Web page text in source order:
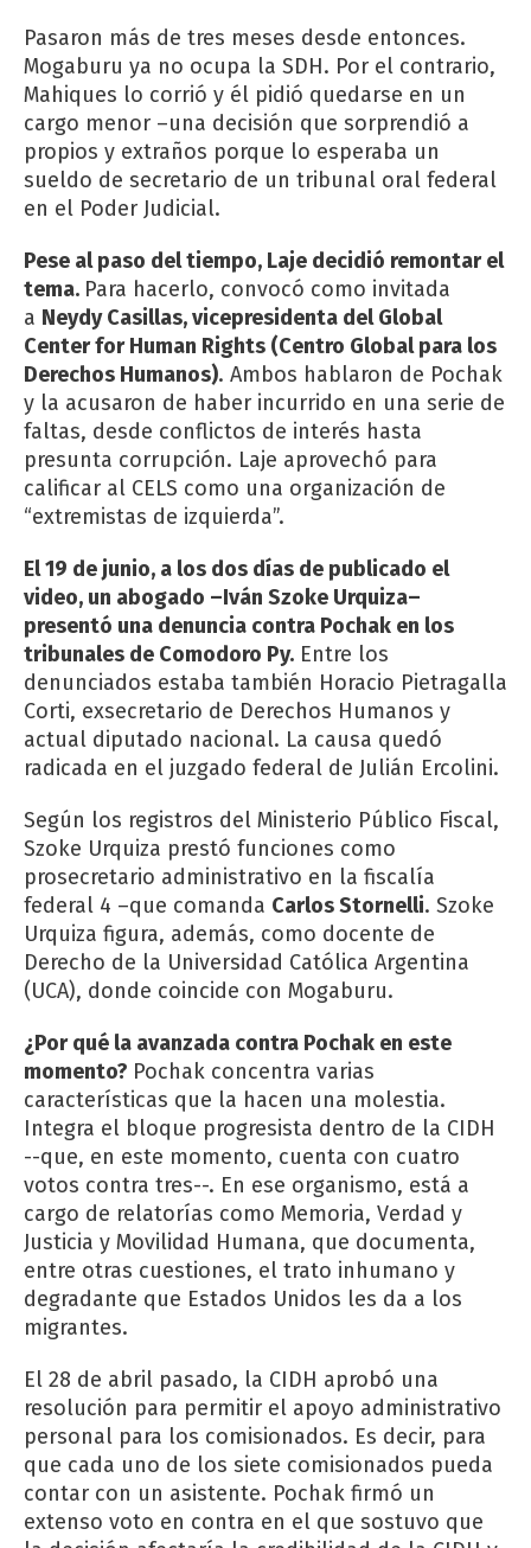
Pasaron más de tres meses desde entonces.
Mogaburu ya no ocupa la SDH. Por el contrario,
Mahiques lo corrió y él pidió quedarse en un
cargo menor –una decisión que sorprendió a
propios y extraños porque lo esperaba un
sueldo de secretario de un tribunal oral federal
en el Poder Judicial.
Pese al paso del tiempo, Laje decidió remontar el
tema. Para hacerlo, convocó como invitada
a Neydy Casillas, vicepresidenta del Global
Center for Human Rights (Centro Global para los
Derechos Humanos). Ambos hablaron de Pochak
y la acusaron de haber incurrido en una serie de
faltas, desde conflictos de interés hasta
presunta corrupción. Laje aprovechó para
calificar al CELS como una organización de
“extremistas de izquierda”.
El 19 de junio, a los dos días de publicado el
video, un abogado –Iván Szoke Urquiza–
presentó una denuncia contra Pochak en los
tribunales de Comodoro Py. Entre los
denunciados estaba también Horacio Pietragalla
Corti, exsecretario de Derechos Humanos y
actual diputado nacional. La causa quedó
radicada en el juzgado federal de Julián Ercolini.
Según los registros del Ministerio Público Fiscal,
Szoke Urquiza prestó funciones como
prosecretario administrativo en la fiscalía
federal 4 –que comanda Carlos Stornelli. Szoke
Urquiza figura, además, como docente de
Derecho de la Universidad Católica Argentina
(UCA), donde coincide con Mogaburu.
¿Por qué la avanzada contra Pochak en este
momento? Pochak concentra varias
características que la hacen una molestia.
Integra el bloque progresista dentro de la CIDH
--que, en este momento, cuenta con cuatro
votos contra tres--. En ese organismo, está a
cargo de relatorías como Memoria, Verdad y
Justicia y Movilidad Humana, que documenta,
entre otras cuestiones, el trato inhumano y
degradante que Estados Unidos les da a los
migrantes.
El 28 de abril pasado, la CIDH aprobó una
resolución para permitir el apoyo administrativo
personal para los comisionados. Es decir, para
que cada uno de los siete comisionados pueda
contar con un asistente. Pochak firmó un
extenso voto en contra en el que sostuvo que